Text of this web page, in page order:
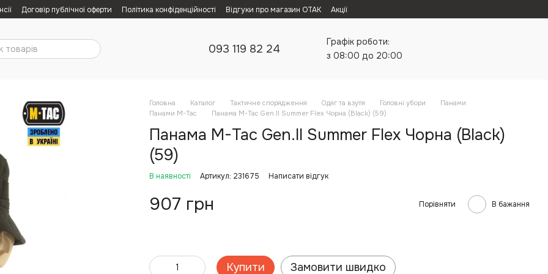
Договір публічної оферти Політика конфіденційності Відгуки про магазин ОТАК Акції
093 119 82 24
Графік роботи:
з 08:00 до 20:00
Головна Каталог Тактичне спорядження Одяг та взутя Головні убори
Панами
Панами M-Tac
Панама M-Tac Gen.II Summer Flex Чорна (Black) (59)
Панама M-Tac Gen.II Summer Flex Чорна (Black)
(59)
В наявності Артикул: 231675 Написати відгук
907 грн Порівняти В бажання
Купити Замовити швидко